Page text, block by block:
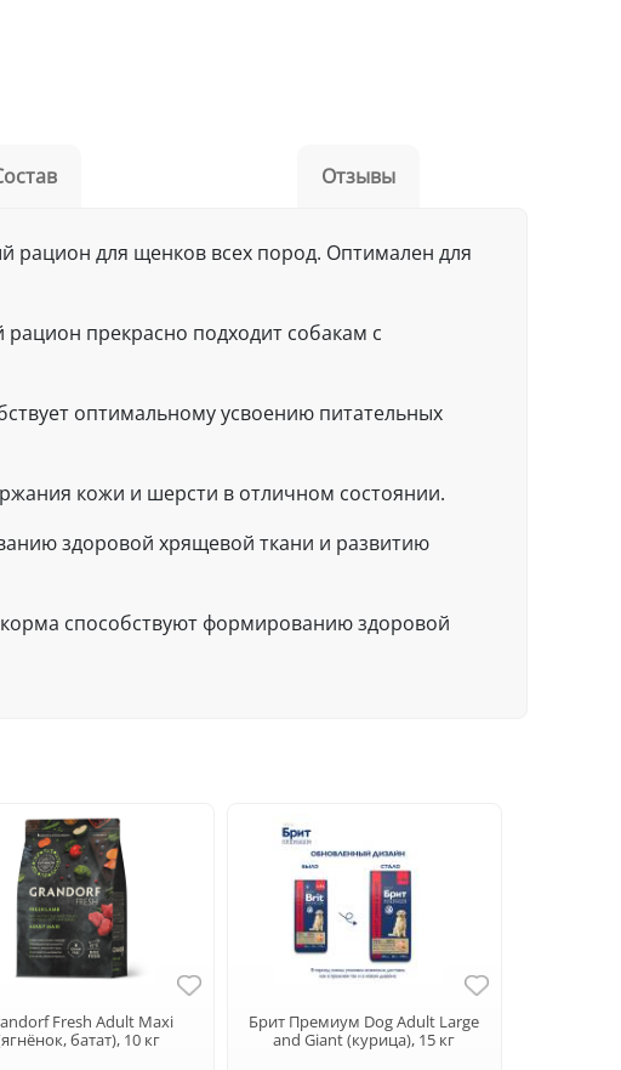
Отзывы
рацион для щенков всех пород. Оптимален для
прекрасно подходит собакам с
оптимальному усвоению питательных
кожи и шерсти в отличном состоянии.
здоровой хрящевой ткани и развитию
способствуют формированию здоровой
Fresh Adult Maxi
батат), 10 кг
Брит Премиум Dog Adult Large
and Giant (курица), 15 кг